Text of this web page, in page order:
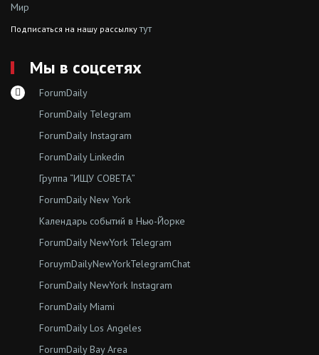
Мир
Подписаться на нашу рассылкутут
Мы в соцсетях
ForumDaily
ForumDaily Telegram
ForumDaily Instagram
ForumDaily Linkedin
Группа “ИЩУ СОВЕТА”
ForumDaily New York
Календарь событий в Нью-Йорке
ForumDaily NewYork Telegram
ForuymDailyNewYorkTelegramChat
ForumDaily NewYork Instagram
ForumDaily Miami
ForumDaily Los Angeles
ForumDaily Bay Area